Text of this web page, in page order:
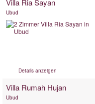
Villa Ria Sayan
Ubud
Details anzeigen
Villa Rumah Hujan
Ubud